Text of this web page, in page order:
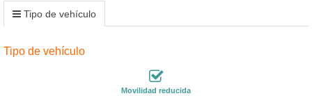
Tipo de vehículo
Tipo de vehículo
Movilidad reducida